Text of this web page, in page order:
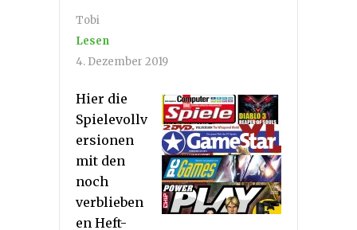
Tobi
Lesen
4. Dezember 2019
Hier die
Spielevollv
ersionen
mit den
noch
verblieben
en Heft-